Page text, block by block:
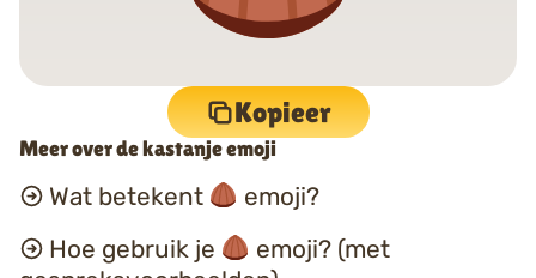
Kopieer
Meer over de kastanje emoji
Wat betekent
emoji?
Hoe gebruik je
emoji? (met